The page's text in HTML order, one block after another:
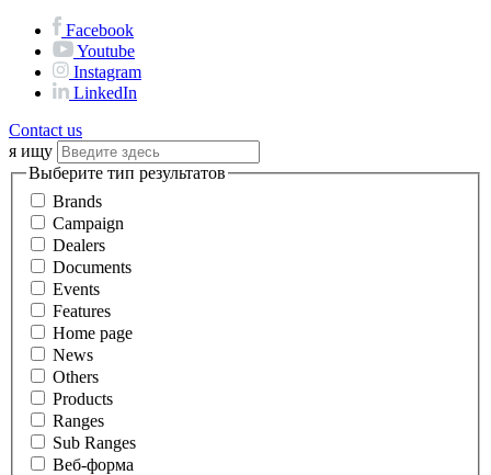
Facebook
Youtube
Instagram
LinkedIn
Contact us
я ищу
Выберите тип результатов
Brands
Campaign
Dealers
Documents
Events
Features
Home page
News
Others
Products
Ranges
Sub Ranges
Веб-форма